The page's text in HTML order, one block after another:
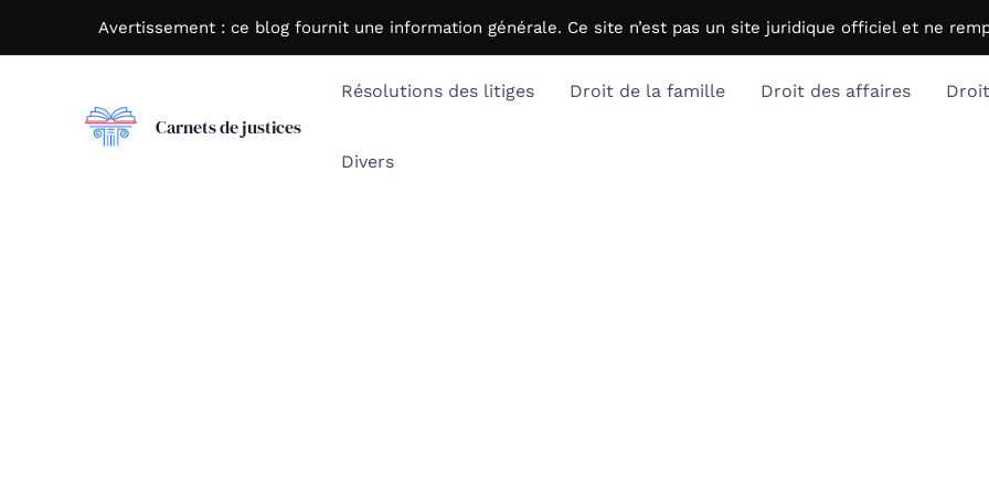
Avertissement : ce blog fournit une information générale. Ce site n’est pas un site juridique officiel et ne
Carnets de justices
Résolutions des litiges Droit de la famille Droit des affaires
Divers